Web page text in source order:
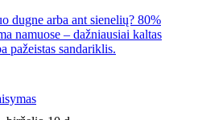
dugne arba ant sienelių? 80%
namuose – dažniausiai kaltas
pažeistas sandariklis.